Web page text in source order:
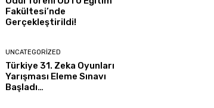
Fakültesi’nde
Gerçekleştirildi!
UNCATEGORIZED
Türkiye 31. Zeka Oyunları
Yarışması Eleme Sınavı
Başladı…